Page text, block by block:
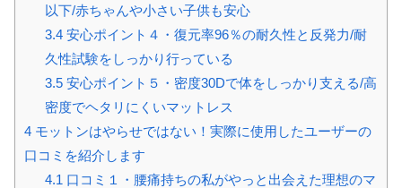
以下/赤ちゃんや小さい子供も安心
3.4安心ポイント４・復元率96％の耐久性と反発力/耐
久性試験をしっかり行っている
3.5安心ポイント５・密度30Dで体をしっかり支える/高
密度でヘタリにくいマットレス
4 モットンはやらせではない！実際に使用したユーザーの
口コミを紹介します
4.1 口コミ１・腰痛持ちの私がやっと出会えた理想のマ